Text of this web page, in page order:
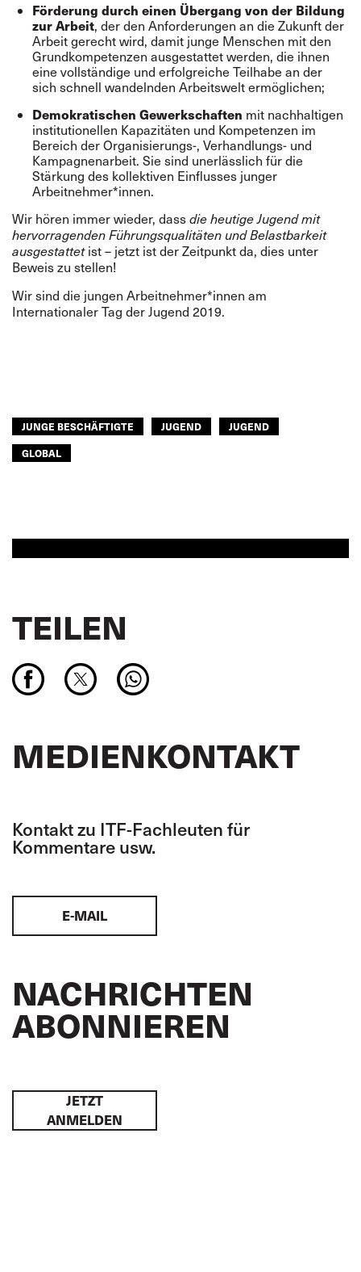
Förderung durch einen Übergang von der Bildung
zur Arbeit, der den Anforderungen an die Zukunft der
Arbeitgerecht wird, damit junge Menschen mit den
Grundkompetenzen ausgestattet werden, die ihnen
eine vollständige und erfolgreiche Teilhabe an der
sich schnell wandelnden Arbeitswelt ermöglichen;
Demokratischen Gewerkschaften mit nachhaltigen
institutionellen Kapazitäten und Kompetenzen im
Bereich der Organisierungs-, Verhandlungs- und
Kampagnenarbeit. Sie sind unerlässlich für die
Stärkung des kollektiven Einflusses junger
Arbeitnehmer*innen.
Wir hören immer wieder, dassdie heutige Jugend mit
hervorragenden Führungsqualitäten und Belastbarkeit
ausgestattetist – jetzt ist der Zeitpunkt da, dies unter
Beweis zu stellen!
Wir sind die jungen Arbeitnehmer*innen am
Internationaler Tag der Jugend 2019.
JUNGE BESCHÄFTIGTE JUGEND
JUGEND
GLOBAL
TEILEN
MEDIENKONTAKT
Kontakt zu ITF-Fachleuten für
Kommentare usw.
E-MAIL
NACHRICHTEN
ABONNIEREN
JETZT
ANMELDEN